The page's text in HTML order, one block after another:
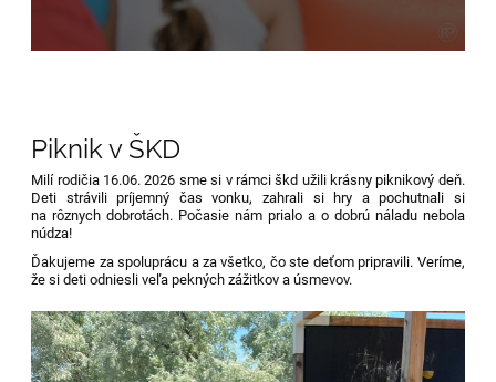
Piknik v ŠKD
Milí rodičia 16.06. 2026 sme si v rámci škd užili krásny piknikový deň.
Deti strávili príjemný čas vonku, zahrali si hry a pochutnali si
na rôznych dobrotách. Počasie nám prialo a o dobrú náladu nebola
núdza!
Ďakujeme za spoluprácu a za všetko, čo ste deťom pripravili. Veríme,
že si deti odniesli veľa pekných zážitkov a úsmevov.